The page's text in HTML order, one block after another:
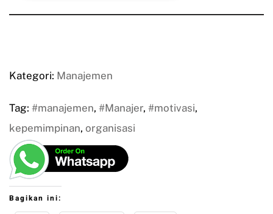
Kategori: Manajemen
Tag: #manajemen, #Manajer, #motivasi,
kepemimpinan, organisasi
Bagikan ini: